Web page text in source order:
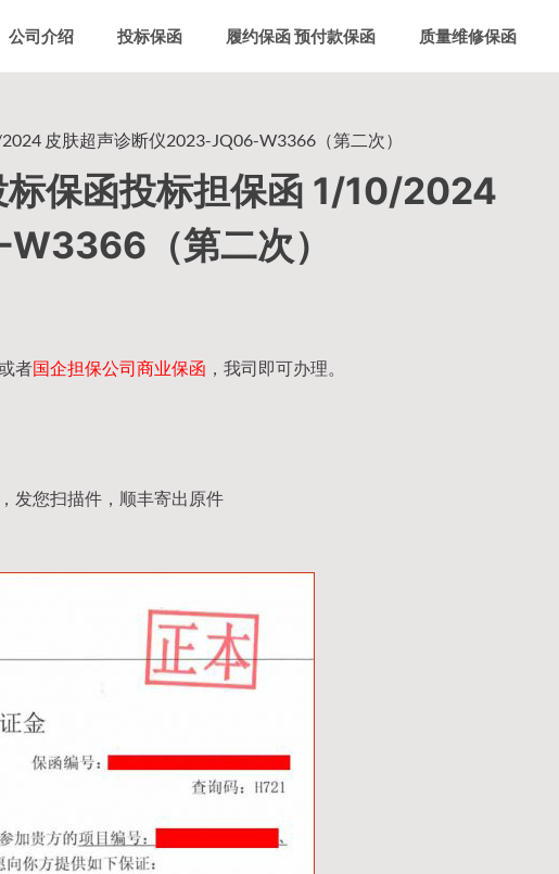
公司介绍 投标保函 履约保函 预付款保函 质量维修保函
皮肤超声诊断仪2023-JQ06-W3366（第二次）
保函投标担保函 1/10/2024
（第二次）
或者国企担保公司商业保函 ，我司即可办理。
发您扫描件，顺丰寄出原件